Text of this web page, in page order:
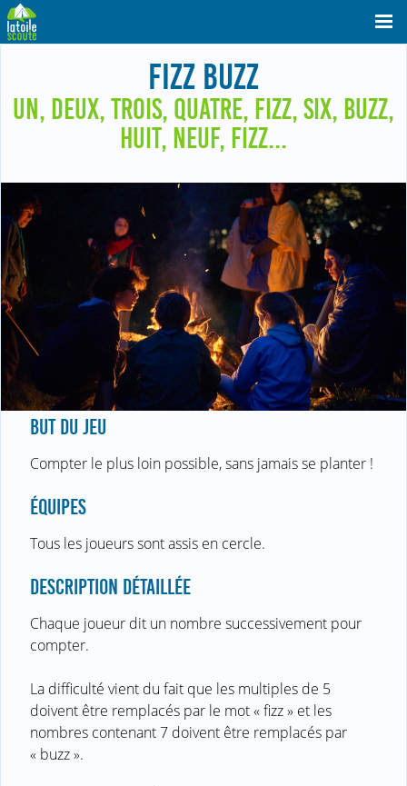
FIZZ BUZZ
UN, DEUX, TROIS, QUATRE, FIZZ, SIX, BUZZ,
HUIT, NEUF, FIZZ...
BUT DU JEU
Compter le plus loin possible, sans jamais se planter !
ÉQUIPES
Tous les joueurs sont assis en cercle.
DESCRIPTION DÉTAILLÉE
Chaque joueur dit un nombre successivement pour
compter.
La difficulté vient du fait que les multiples de 5
doivent être remplacés par le mot « fizz » et les
nombres contenant 7 doivent être remplacés par
« buzz ».